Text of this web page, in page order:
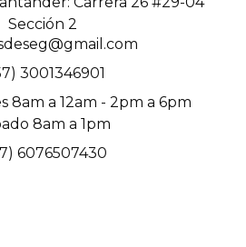
Sección 2
3001346901
8am a 12am - 2pm a 6pm
8am a 1pm
6076507430